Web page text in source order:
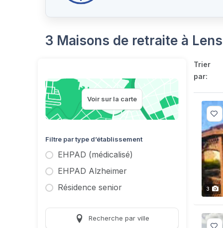
3 Maisons de retraite à
Voir sur la carte
Filtre par type d’établissement
EHPAD (médicalisé)
EHPAD Alzheimer
Résidence senior
Recherche par ville
Trier
par:
3